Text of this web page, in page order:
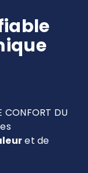
DU
et de